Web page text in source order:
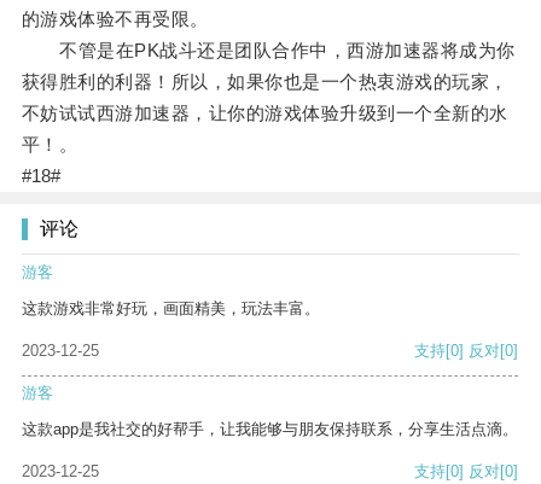
的游戏体验不再受限。
不管是在PK战斗还是团队合作中，西游加速器将成为你
获得胜利的利器！所以，如果你也是一个热衷游戏的玩家，
不妨试试西游加速器，让你的游戏体验升级到一个全新的水
平！。
#18#
评论
游客
这款游戏非常好玩，画面精美，玩法丰富。
2023-12-25 支持[0] 反对[0]
游客
这款app是我社交的好帮手，让我能够与朋友保持联系，分享生活点滴。
2023-12-25 支持[0] 反对[0]